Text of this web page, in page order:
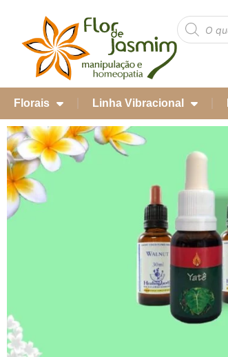
Florais Linha Vibracional